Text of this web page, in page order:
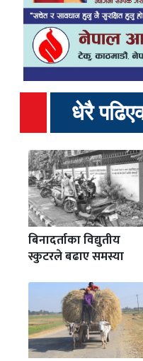
धेरै
बिनादर्ताका विद्युतीय
स्कुटरले बढाए समस्या